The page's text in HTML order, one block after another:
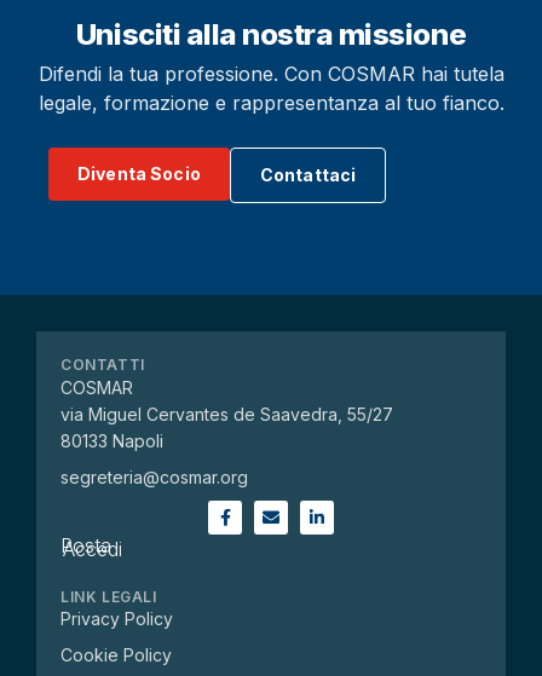
Unisciti alla nostra missione
Difendi la tua professione. Con COSMAR hai tutela
legale, formazione e rappresentanza al tuo fianco.
Diventa Socio Contattaci
CONTATTI
COSMAR
via Miguel Cervantes de Saavedra, 55/27
80133 Napoli
segreteria@cosmar.org
Posta
Accedi
LINK LEGALI
Privacy Policy
Cookie Policy